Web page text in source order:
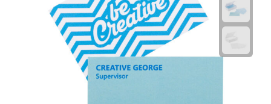
Drinkflessen met karabijnhaak
Sportflessen
Thermosflessen